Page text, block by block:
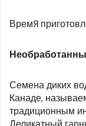
Время
Семена диких
Канаде,
традиционным